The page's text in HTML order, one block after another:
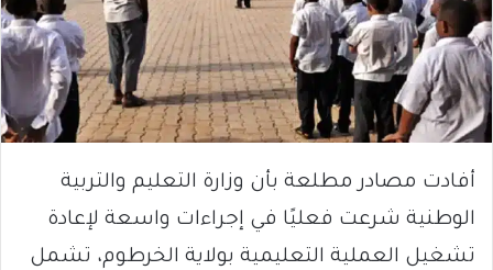
أفادت مصادر مطلعة بأن وزارة التعليم والتربية
الوطنية شرعت فعليًا في إجراءات واسعة لإعادة
تشغيل العملية التعليمية بولاية الخرطوم، تشمل